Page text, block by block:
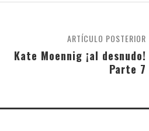
ARTÍCULO POSTERIOR
Kate Moennig ¡al desnudo!
Parte 7